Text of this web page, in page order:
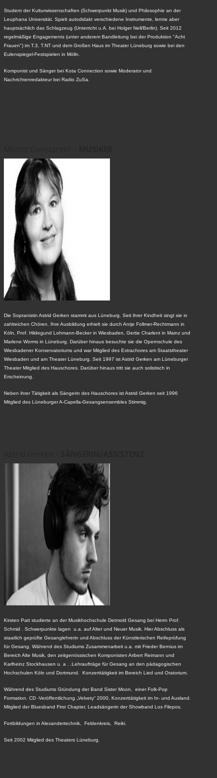
Student der Kulturwissenschaften (Schwerpunkt Musik) und Philosophie an der
Leuphana Universität. Spielt autodidakt verschiedene Instrumente, lernte aber
hauptsächlich das Schlagzeug (Unterricht u.A. bei Holger Nell/Berlin). Seit 2012
regelmäßige Engagements (unter anderem Bandleitung bei der Produktion "Acht
Frauen") im T.3, T.NT und dem Großen Haus im Theater Lüneburg sowie bei den
Eulenspiegel-Festspielen in Mölln.
Komponist und Sänger bei Kota Connection sowie Moderator und
Nachrichtenredakteur bei Radio ZuSa.
Die Sopranistin Astrid Gerken stammt aus Lüneburg. Seit ihrer Kindheit singt sie in
zahlreichen Chören. Ihre Ausbildung erhielt sie durch Antje Follmer-Rechtmann in
Köln, Prof. Hildegund Lohmann-Becker in Wiesbaden, Gertie Charlent in Mainz und
Marlene Worms in Lüneburg. Darüber hinaus besuchte sie die Opernschule des
Wiesbadener Konservatoriums und war Mitglied des Extrachores am Staatstheater
Wiesbaden und am Theater Lüneburg. Seit 1997 ist Astrid Gerken am Lüneburger
Theater Mitglied des Hauschores. Darüber hinaus tritt sie auch solistisch in
Erscheinung.
Neben ihrer Tätigkeit als Sängerin des Hauschores ist Astrid Gerken seit 1996
Mitglied des Lüneburger A-Capella-Gesangsensembles Stimmig.
Kirsten Patt studierte an der Musikhochschule Detmold Gesang bei Herrn Prof.
Schmid . Schwerpunkte lagen u.a. auf Alter und Neuer Musik. Hier Abschluss als
staatlich geprüfte Gesanglehrerin und Abschluss der Künstlerischen Reifeprüfung
für Gesang. Während des Studiums Zusammenarbeit u.a. mit Frieder Bernius im
Bereich Alte Musik, den zeitgenössischen Komponisten Aribert Reimann und
Karlheinz Stockhausen u. a . .Lehraufträge für Gesang an den pädagogischen
Hochschulen Köln und Dortmund. Konzerttätigkeit im Bereich Lied und Oratorium.
Während des Studiums Gründung der Band Sister Moon, einer Folk-Pop
Formation. CD -Veröffentlichung „Velvety“ 2000, Konzerttätigkeit im In- und Ausland.
Mitglied der Bluesband First Chapter, Leadsängerin der Showband Los Filepos.
Fortbildungen in Alexandertechnik, Feldenkreis, Reiki.
Seit 2002 Mitglied des Theaters Lüneburg.